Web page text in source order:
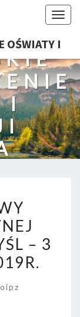
OŚWIATY I
I
– 3